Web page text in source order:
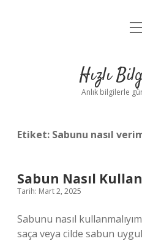
Yasal
Hızlı
Anlık bilgilerle
Etiket: Sabunu nasıl
Sabun Nasıl
Tarih: Mart 2, 2025
Sabunu nasıl
saça veya cilde sabun